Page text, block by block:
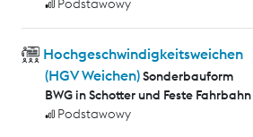
Podstawowy
Hochgeschwindigkeitsweichen
(HGV Weichen)Sonderbauform
BWG in Schotter und Feste Fahrbahn
Podstawowy